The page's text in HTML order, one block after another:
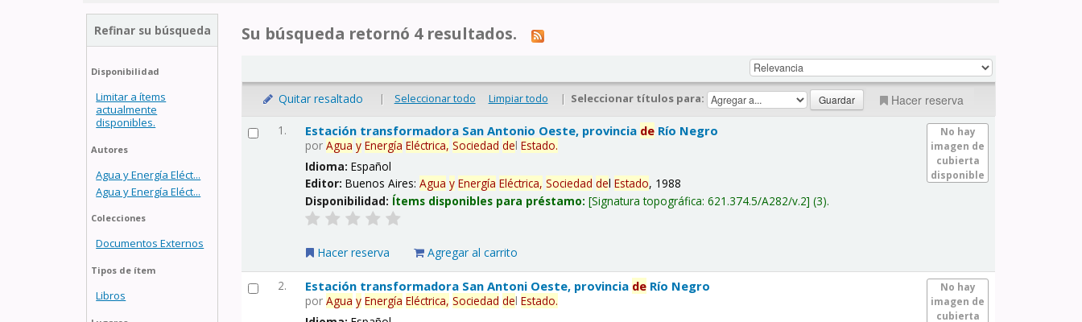
Refinar su búsqueda
Disponibilidad
Limitar a ítems
actualmente
disponibles.
Autores
Agua y Energía Eléct...
Agua y Energía Eléct...
Colecciones
Documentos Externos
Tipos de ítem
Libros
Su búsqueda retornó 4 resultados.
Quitar resaltado | Seleccionar todo Limpiar todo | Seleccionar títulos para: Hacer reserva
1.
No hay
imagen de
cubierta
disponible
Estación transformadora San Antonio Oeste, provincia de Río Negro
porAgua y Energía Eléctrica, Sociedad delEstado.
Idioma:Español
Editor:Buenos Aires:Agua y Energía Eléctrica, Sociedad delEstado, 1988
Disponibilidad: Ítems disponibles para préstamo: Signatura topográfica:621.374.5/A282/v.2 (3).
Hacer reserva Agregar al carrito
2.
No hay
imagen de
cubierta
Estación transformadora San Antoni Oeste, provincia de Río Negro
porAgua y Energía Eléctrica, Sociedad delEstado.